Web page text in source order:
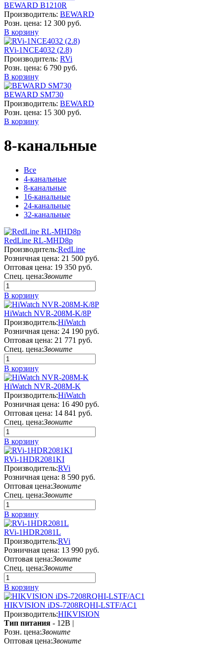
BEWARD B1210R
Производитель: BEWARD
Розн. цена: 12 300 руб.
В корзину
RVi-1NCE4032 (2.8)
Производитель: RVi
Розн. цена: 6 790 руб.
В корзину
BEWARD SM730
Производитель: BEWARD
Розн. цена: 15 300 руб.
В корзину
8-канальные
Все
4-канальные
8-канальные
16-канальные
24-канальные
32-канальные
RedLine RL-MHD8p
Производитель:RedLine
Розничная цена: 21 500 руб.
Оптовая цена: 19 350 руб.
Спец. цена:Звоните
В корзину
HiWatch NVR-208M-K/8P
Производитель:HiWatch
Розничная цена: 24 190 руб.
Оптовая цена: 21 771 руб.
Спец. цена:Звоните
В корзину
HiWatch NVR-208M-K
Производитель:HiWatch
Розничная цена: 16 490 руб.
Оптовая цена: 14 841 руб.
Спец. цена:Звоните
В корзину
RVi-1HDR2081KI
Производитель:RVi
Розничная цена: 8 590 руб.
Оптовая цена:Звоните
Спец. цена:Звоните
В корзину
RVi-1HDR2081L
Производитель:RVi
Розничная цена: 13 990 руб.
Оптовая цена:Звоните
Спец. цена:Звоните
В корзину
HIKVISION iDS-7208RQHI-LSTF/AC1
Производитель:HIKVISION
Тип питания - 12В |
Розн. цена:Звоните
Оптовая цена:Звоните